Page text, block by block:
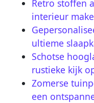
Retro stoffen
interieur
ultieme
Schotse
rustieke kijk
Zomerse
een